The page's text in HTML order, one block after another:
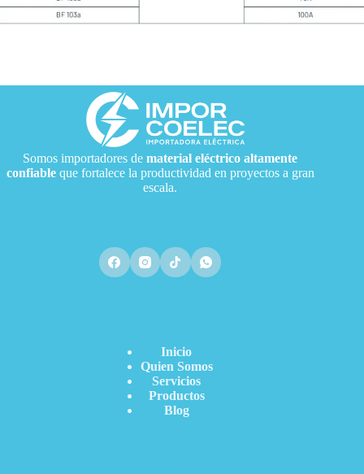
Somos importadores dematerial eléctrico altamente
confiableque fortalece la productividad en proyectos a gran
escala.
Inicio
Quien Somos
Servicios
Productos
Blog